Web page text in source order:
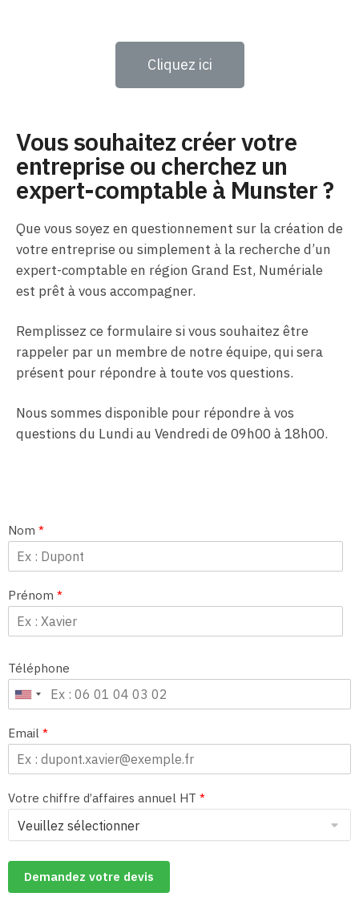
Cliquez ici
Vous souhaitez créer votre
entreprise ou cherchez un
expert-comptable à Munster ?
Que vous soyez en questionnement sur la création de
votre entreprise ou simplement à la recherche d’un
expert-comptable en région Grand Est, Numériale
est prêt à vous accompagner.
Remplissez ce formulaire si vous souhaitez être
rappeler par un membre de notre équipe, qui sera
présent pour répondre à toute vos questions.
Nous sommes disponible pour répondre à vos
questions du Lundi au Vendredi de 09h00 à 18h00.
Nom *
Prénom *
Téléphone
Email *
Votre chiffre d’affaires annuel HT *
Demandez votre devis